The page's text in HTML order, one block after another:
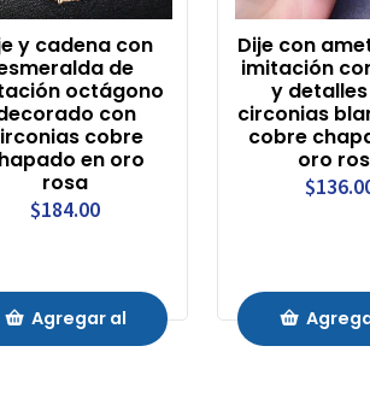
y cadena con
de
octágono
con
cobre
en oro
rosa
$184.00
Agregar al
Dije con
imitación
y
circonias
cobre
oro